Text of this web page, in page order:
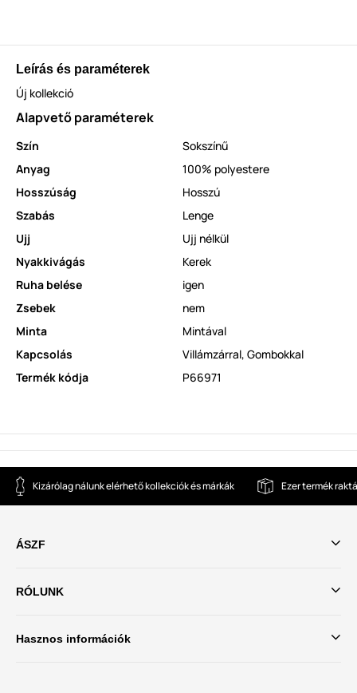
Leírás és paraméterek
Új kollekció
Alapvető paraméterek
Szín
Sokszínű
Anyag
100% polyestere
Hosszúság
Hosszú
Szabás
Lenge
Ujj
Ujj nélkül
Nyakkivágás
Kerek
Ruha belése
igen
Zsebek
nem
Minta
Mintával
Kapcsolás
Villámzárral, Gombokkal
Termék kódja
P66971
Kizárólag nálunk elérhető kollekciók és márkák Ezer termék
ÁSZF
RÓLUNK
Hasznos információk